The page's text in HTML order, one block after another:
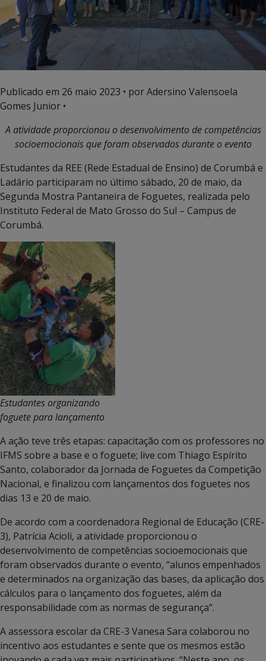
Publicado em 26 maio 2023 • por Adersino Valensoela
Gomes Junior •
A atividade proporcionou o desenvolvimento de competências
socioemocionais que foram observados durante o evento
Estudantes da REE (Rede Estadual de Ensino) de Corumbá e
Ladário participaram no último sábado, 20 de maio, da
Segunda Mostra Pantaneira de Foguetes, realizada pelo
Instituto Federal de Mato Grosso do Sul – Campus de
Corumbá.
Estudantes organizando
foguete para lançamento
A ação teve três etapas: capacitação com os professores no
IFMS sobre a base e o foguete; live com Thiago Espírito
Santo, colaborador da Jornada de Foguetes da Competição
Nacional, e finalizou com lançamentos dos foguetes nos
dias 13 e 20 de maio.
De acordo com a coordenadora Regional de Educação (CRE-
3), Patrícia Acioli, a atividade proporcionou o
desenvolvimento de competências socioemocionais que
foram observados durante o evento, “alunos empenhados
e determinados na organização das bases, da aplicação dos
cálculos para o lançamento dos foguetes, além da
responsabilidade com as normas de segurança”.
A assessora escolar da CRE-3 Vanesa Sara colaborou no
incentivo aos estudantes e sente que os mesmos estão